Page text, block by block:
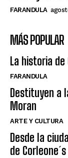
FARANDULA
MÁS POPULAR
La historia de
FARANDULA
Destituyen a
Moran
ARTE Y CULTURA
Desde la
de